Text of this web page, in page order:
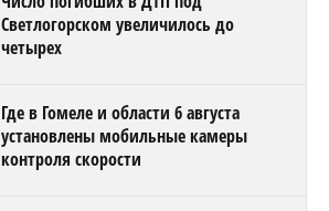
Светлогорском увеличилось до
четырех
Где в Гомеле и области 6 августа
установлены мобильные камеры
контроля скорости